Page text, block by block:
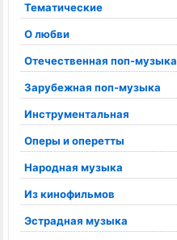
Тематические
О любви
Отечественная поп-музыка
Зарубежная поп-музыка
Инструментальная
Оперы и оперетты
Народная музыка
Из кинофильмов
Эстрадная музыка